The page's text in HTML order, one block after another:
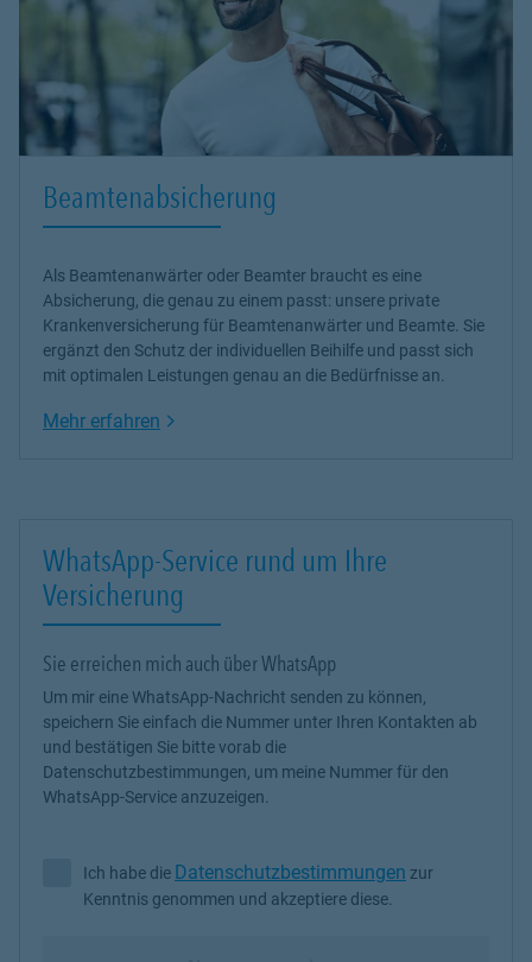
Beamtenabsicherung
Als Beamtenanwärter oder Beamter braucht es eine
Absicherung, die genau zu einem passt: unsere private
Krankenversicherung für Beamtenanwärter und Beamte. Sie
ergänzt den Schutz der individuellen Beihilfe und passt sich
mit optimalen Leistungen genau an die Bedürfnisse an.
Mehr erfahren Link Opens in New Tab
WhatsApp-Service rund um Ihre
Versicherung
Sie erreichen mich auch über WhatsApp
Um mir eine WhatsApp-Nachricht senden zu können,
speichern Sie einfach die Nummer unter Ihren Kontakten ab
und bestätigen Sie bitte vorab die
Datenschutzbestimmungen, um meine Nummer für den
WhatsApp-Service anzuzeigen.
Ich habe die Datenschutzbestimmungen zur Kenntnis
Ich habe die Datenschutzbestimmungen zur
Kenntnis genommen und akzeptiere diese.